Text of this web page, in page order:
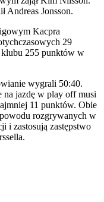
Andreas Jonsson.
Kacpra
29
klubu 255 punktów w
wygrali 50:40.
na jazdę w play off musi
11 punktów. Obie
rozgrywanych w
i zastosują zastępstwo